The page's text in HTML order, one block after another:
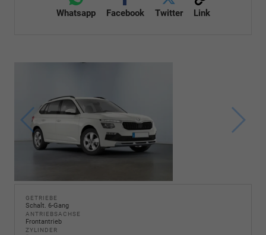
Whatsapp Facebook Twitter Link
GETRIEBE
Schalt. 6-Gang
ANTRIEBSACHSE
Frontantrieb
ZYLINDER